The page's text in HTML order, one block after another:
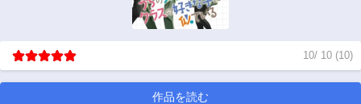
10/ 10 (10)
作品を読む